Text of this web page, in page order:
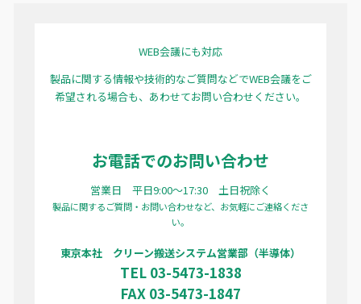
WEB会議にも対応
製品に関する情報や技術的なご質問などでWEB会議をご
希望される場合も、あわせてお問い合わせください。
お電話でのお問い合わせ
営業日 平日9:00〜17:30 土日祝除く
製品に関するご質問・お問い合わせなど、お気軽にご連絡くださ
い。
東京本社 クリーン搬送システム営業部（半導体）
TEL 03-5473-1838
FAX 03-5473-1847